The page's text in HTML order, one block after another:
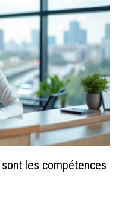
les compétences